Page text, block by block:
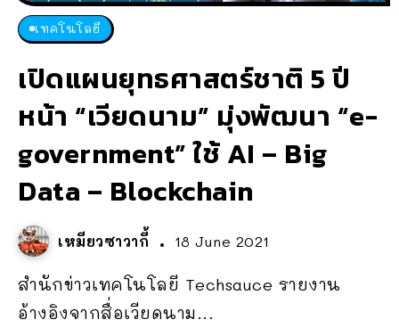
เทคโนโลยี
เปิดแผนยุทธศาสตร์ชาติ 5 ปี
หน้า “เวียดนาม” มุ่งพัฒนา “e-
government” ใช้ AI – Big
Data – Blockchain
เหมียวซาวากี้ 18 June 2021
สำนักข่าวเทคโนโลยี Techsauce รายงาน
อ้างอิงจากสื่อเวียดนาม...